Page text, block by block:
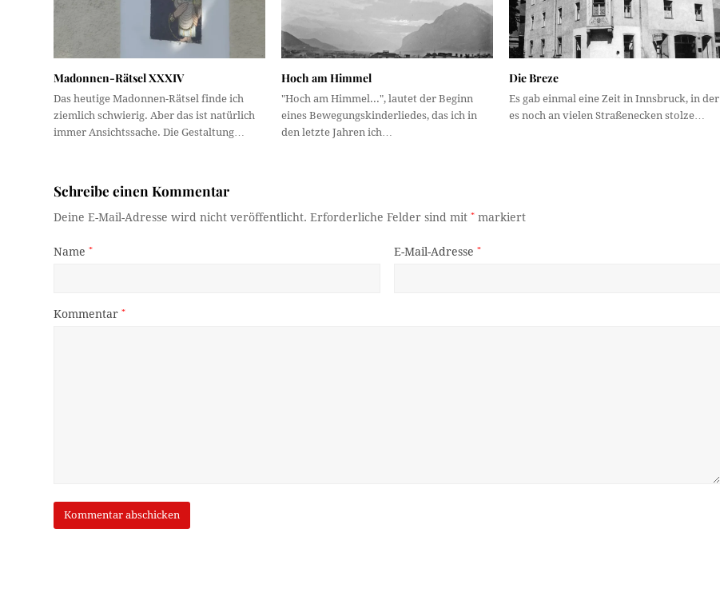
Madonnen-Rätsel XXXIV
Das heutige Madonnen-Rätsel finde ich
ziemlich schwierig. Aber das ist natürlich
immer Ansichtssache. Die Gestaltung…
Hoch am Himmel
"Hoch am Himmel...", lautet der Beginn
eines Bewegungskinderliedes, das ich in
den letzte Jahren ich…
Die Breze
Es gab einmal eine Zeit in Innsbruck, in der
es noch an vielen Straßenecken stolze…
Schreibe einen Kommentar
Deine E-Mail-Adresse wird nicht veröffentlicht. Erforderliche Felder sind mit* markiert
Name* E-Mail-Adresse *
Kommentar*